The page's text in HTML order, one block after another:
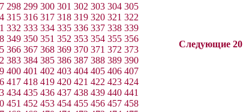
298 299 300 301 302 303 304 305
315 316 317 318 319 320 321 322
332 333 334 335 336 337 338 339
349 350 351 352 353 354 355 356
366 367 368 369 370 371 372 373
383 384 385 386 387 388 389 390
400 401 402 403 404 405 406 407
417 418 419 420 421 422 423 424
434 435 436 437 438 439 440 441
451 452 453 454 455 456 457 458
Следующие 20